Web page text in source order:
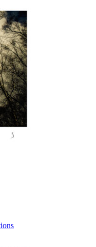
Les
options
peuvent
être
choisies
sur
la
page
du
produit
Ce